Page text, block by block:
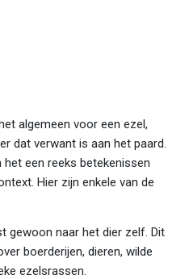
algemeen voor een ezel,
dat verwant is aan het paard.
een reeks betekenissen
Hier zijn enkele van de
gewoon naar het dier zelf. Dit
boerderijen, dieren, wilde
ezelsrassen.